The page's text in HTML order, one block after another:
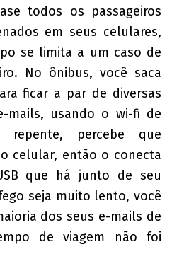
todos os passageiros
em seus celulares,
se limita a um caso de
No ônibus, você saca
ficar a par de diversas
mails, usando o wi-fi de
repente, percebe que
celular, então o conecta
que há junto de seu
seja muito lento, você
dos seus e-mails de
de viagem não foi